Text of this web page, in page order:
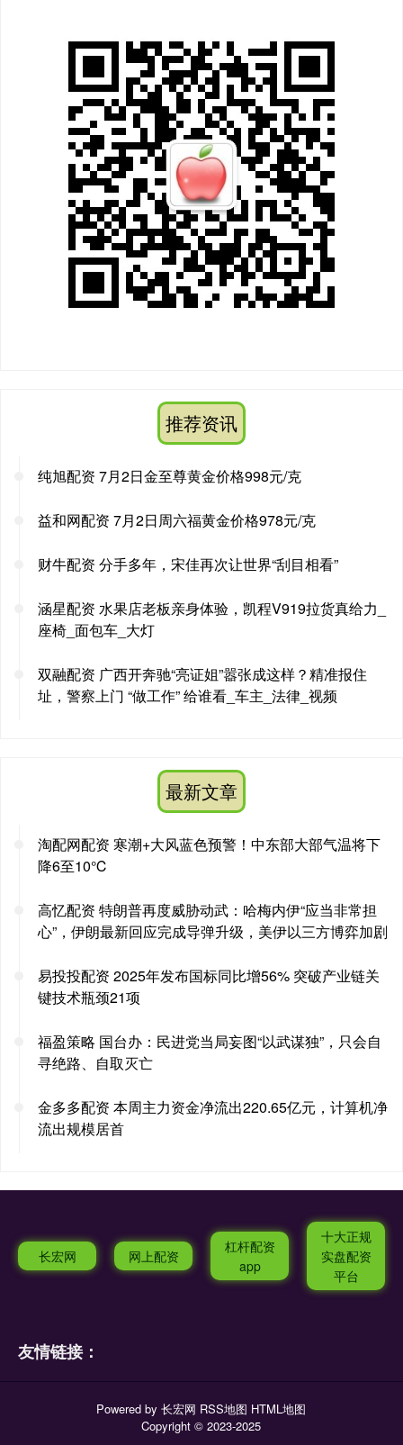
推荐资讯
纯旭配资 7月2日金至尊黄金价格998元/克
益和网配资 7月2日周六福黄金价格978元/克
财牛配资 分手多年，宋佳再次让世界“刮目相看”
涵星配资 水果店老板亲身体验，凯程V919拉货真给力_
座椅_面包车_大灯
双融配资 广西开奔驰“亮证姐”嚣张成这样？精准报住
址，警察上门 “做工作” 给谁看_车主_法律_视频
最新文章
淘配网配资 寒潮+大风蓝色预警！中东部大部气温将下
降6至10℃
高忆配资 特朗普再度威胁动武：哈梅内伊“应当非常担
心”，伊朗最新回应完成导弹升级，美伊以三方博弈加剧
易投投配资 2025年发布国标同比增56% 突破产业链关
键技术瓶颈21项
福盈策略 国台办：民进党当局妄图“以武谋独”，只会自
寻绝路、自取灭亡
金多多配资 本周主力资金净流出220.65亿元，计算机净
流出规模居首
长宏网 网上配资
杠杆配资
app
十大正规
实盘配资
平台
友情链接：
Powered by长宏网 RSS地图 HTML地图
Copyright© 2023-2025